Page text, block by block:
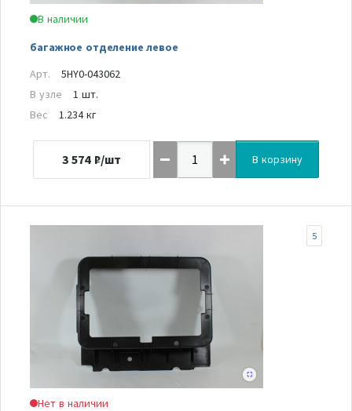
В наличии
багажное отделение левое
Арт.
5HY0-043062
В узле
1 шт.
Вес
1.234 кг
3 574 ₽/шт В корзину
Нет в наличии
5